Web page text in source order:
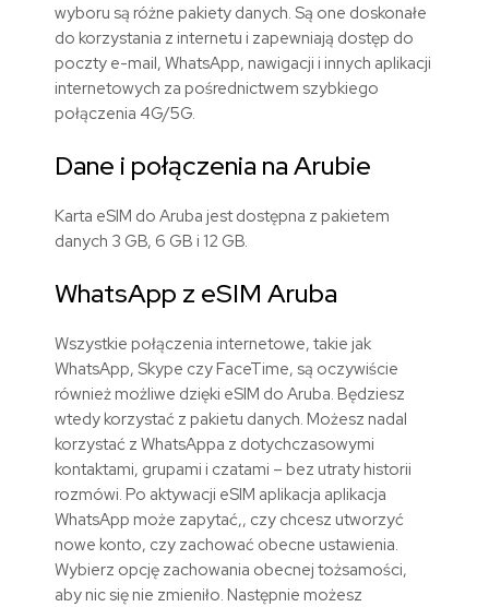
wyboru są różne pakiety danych. Są one doskonałe
do korzystania z internetu i zapewniają dostęp do
poczty e-mail, WhatsApp, nawigacji i innych aplikacji
internetowych za pośrednictwem szybkiego
połączenia 4G/5G.
Dane i połączenia na Arubie
Karta eSIM do Aruba jest dostępna z pakietem
danych 3 GB, 6 GB i 12 GB.
WhatsApp z eSIM Aruba
Wszystkie połączenia internetowe, takie jak
WhatsApp, Skype czy FaceTime, są oczywiście
również możliwe dzięki eSIM do Aruba. Będziesz
wtedy korzystać z pakietu danych. Możesz nadal
korzystać z WhatsAppa z dotychczasowymi
kontaktami, grupami i czatami – bez utraty historii
rozmówi. Po aktywacji eSIM aplikacja aplikacja
WhatsApp może zapytać,, czy chcesz utworzyć
nowe konto, czy zachować obecne ustawienia.
Wybierz opcję zachowania obecnej tożsamości,
aby nic się nie zmieniło. Następnie możesz